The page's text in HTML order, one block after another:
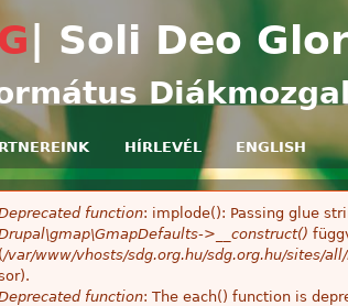
| Soli Deo
HÍRLEVÉL ENGLISH
function: implode(): Passing glue
>__construct()
(/var/www/vhosts/sdg.org.hu/sdg.org.hu/sites/
function: The each() function is